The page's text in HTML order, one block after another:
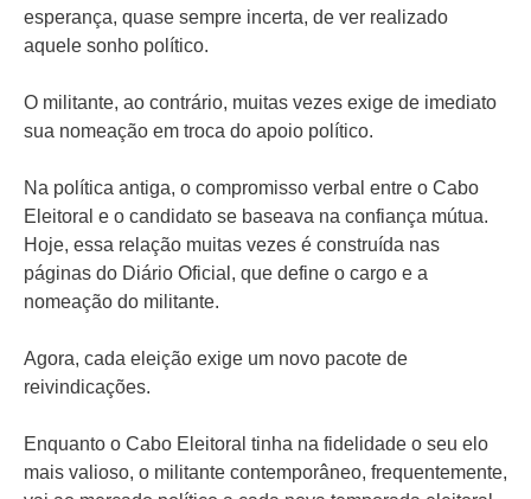
esperança, quase sempre incerta, de ver realizado
aquele sonho político.
O militante, ao contrário, muitas vezes exige de imediato
sua nomeação em troca do apoio político.
Na política antiga, o compromisso verbal entre o Cabo
Eleitoral e o candidato se baseava na confiança mútua.
Hoje, essa relação muitas vezes é construída nas
páginas do Diário Oficial, que define o cargo e a
nomeação do militante.
Agora, cada eleição exige um novo pacote de
reivindicações.
Enquanto o Cabo Eleitoral tinha na fidelidade o seu elo
mais valioso, o militante contemporâneo, frequentemente,